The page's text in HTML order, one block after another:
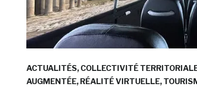
ACTUALITÉS COLLECTIVITÉ
AUGMENTÉE RÉALITÉ VIRTUELLE